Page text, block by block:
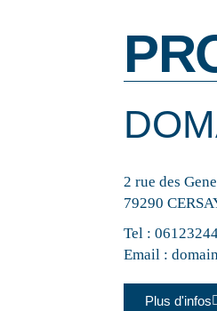
2 rue des
79290
Tel :
Email :
Plus d'infos